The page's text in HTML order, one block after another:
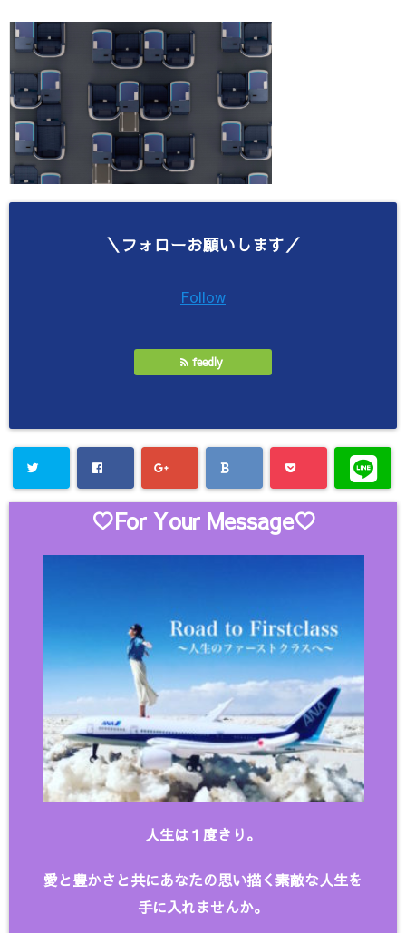
＼フォローお願いします／
Follow
feedly
♡For Your Message♡
人生は１度きり。
愛と豊かさと共にあなたの思い描く素敵な人生を
手に入れませんか。